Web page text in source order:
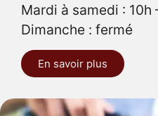
Mardi à samedi : 10h
Dimanche : fermé
En savoir plus